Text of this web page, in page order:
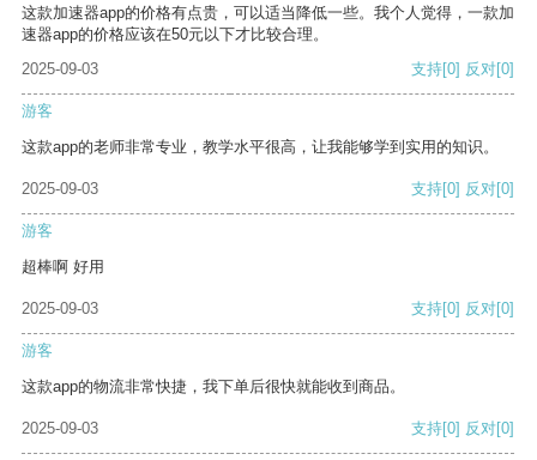
这款加速器app的价格有点贵，可以适当降低一些。我个人觉得，一款加
速器app的价格应该在50元以下才比较合理。
2025-09-03
支持[0] 反对[0]
游客
这款app的老师非常专业，教学水平很高，让我能够学到实用的知识。
2025-09-03 支持[0] 反对[0]
游客
超棒啊 好用
2025-09-03 支持[0] 反对[0]
游客
这款app的物流非常快捷，我下单后很快就能收到商品。
2025-09-03 支持[0] 反对[0]